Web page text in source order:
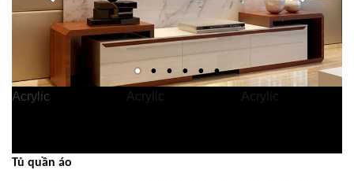
Tủ quần áo